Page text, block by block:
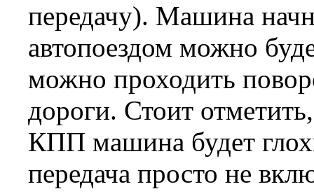
передачу). Машина
автопоездом можно
можно проходить
дороги. Стоит
КПП машина будет
передача просто не